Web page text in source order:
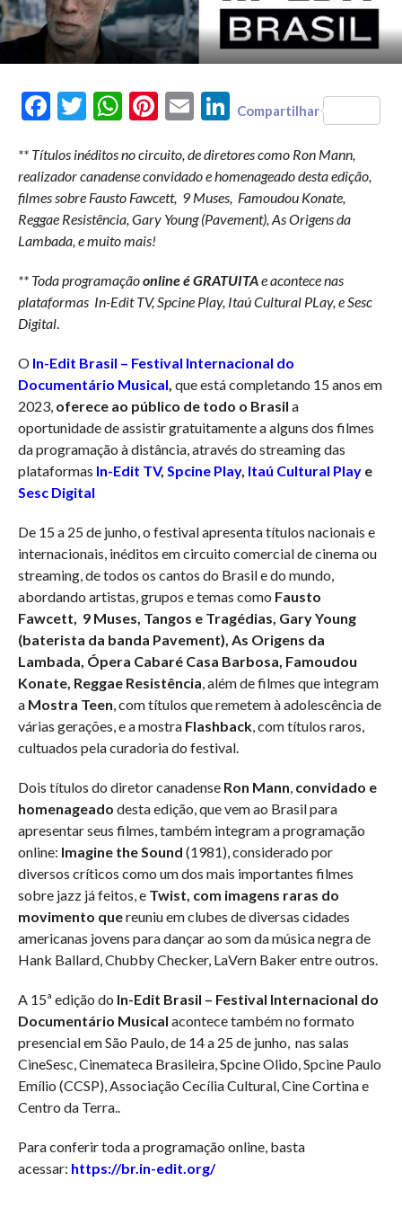
FacebookTwitterWhatsAppPinterest
Email LinkedIn
Compartilhar
** Títulos inéditos no circuito, de diretores como Ron Mann,
realizador canadense convidado e homenageado desta edição,
filmes sobre Fausto Fawcett, 9 Muses, Famoudou Konate,
Reggae Resistência, Gary Young (Pavement), As Origens da
Lambada, e muito mais!
** Toda programaçãoonline é GRATUITAe acontece nas
plataformas In-Edit TV, Spcine Play, Itaú Cultural PLay, e Sesc
Digital.
O In-Edit Brasil – Festival Internacional do
Documentário Musical, que está completando 15 anos em
2023, oferece ao público de todo o Brasil a
oportunidade de assistir gratuitamente a alguns dos filmes
da programação à distância, através do streaming das
plataformas In-Edit TV, Spcine Play, Itaú Cultural Playe
Sesc Digital
De 15 a 25 de junho, o festival apresenta títulos nacionais e
internacionais, inéditos em circuito comercial de cinema ou
streaming, de todos os cantos do Brasil e do mundo,
abordando artistas, grupos e temas como Fausto
Fawcett, 9 Muses, Tangos e Tragédias, Gary Young
(baterista da banda Pavement), As Origens da
Lambada, Ópera Cabaré Casa Barbosa, Famoudou
Konate, Reggae Resistência, além de filmes que integram
a Mostra Teen, com títulos que remetem à adolescência de
várias gerações, e a mostraFlashback, com títulos raros,
cultuados pela curadoria do festival.
Dois títulos do diretor canadense Ron Mann, convidado e
homenageado desta edição, que vem ao Brasil para
apresentar seus filmes, também integram a programação
online: Imagine the Sound (1981), considerado por
diversos críticos como um dos mais importantes filmes
sobre jazz já feitos, e Twist, com imagens raras do
movimento quereuniu em clubes de diversas cidades
americanas jovens para dançar ao som da música negra de
Hank Ballard, Chubby Checker, LaVern Baker entre outros.
A 15ª edição do In-Edit Brasil – Festival Internacional do
Documentário Musical acontece também no formato
presencial em São Paulo, de 14 a 25 de junho, nas salas
CineSesc, Cinemateca Brasileira, Spcine Olido, Spcine Paulo
Emílio (CCSP), Associação Cecília Cultural, Cine Cortina e
Centro da Terra..
Para conferir toda a programação online, basta
acessar: https://br.in-edit.org/